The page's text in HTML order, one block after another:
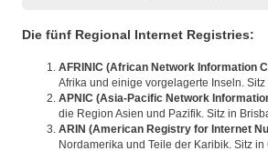
Die fünf Regional Internet Registries:
AFRINIC (African Network Information
Afrika und einige vorgelagerte Inseln.
APNIC (Asia-Pacific Network
die Region Asien und Pazifik. Sitz in
ARIN (American Registry for Internet
Nordamerika und Teile der Karibik. Sitz